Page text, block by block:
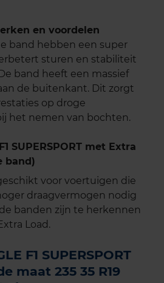
en voordelen
band hebben een super
sturen en stabiliteit
band heeft een massief
de buitenkant. Dit zorgt
op droge
het nemen van bochten.
SUPERSPORT met Extra
band)
voor voertuigen die
draagvermogen nodig
banden zijn te herkennen
Load.
F1 SUPERSPORT
maat 235 35 R19